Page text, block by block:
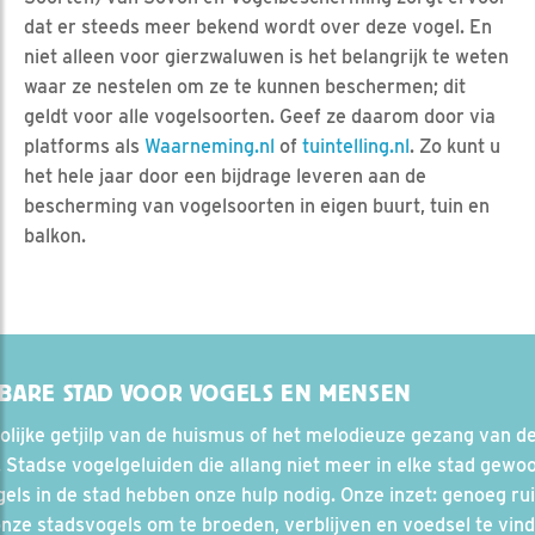
dat er steeds meer bekend wordt over deze vogel. En
niet alleen voor gierzwaluwen is het belangrijk te weten
waar ze nestelen om ze te kunnen beschermen; dit
geldt voor alle vogelsoorten. Geef ze daarom door via
platforms als Waarneming.nl of tuintelling.nl. Zo kunt u
het hele jaar door een bijdrage leveren aan de
bescherming van vogelsoorten in eigen buurt, tuin en
balkon.
STAD VOOR VOGELS EN MENSEN
getjilp van de huismus of het melodieuze gezang van
Stadse vogelgeluiden die allang niet meer in elke stad
in de stad hebben onze hulp nodig. Onze inzet: genoeg
stadsvogels om te broeden, verblijven en voedsel te